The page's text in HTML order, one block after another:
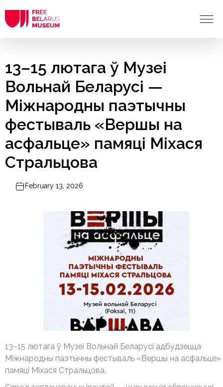
13–15 лютага ў Музеі
Вольнай Беларусі —
Міжнародны паэтычны
фестываль «Вершы на
асфальце» памяці Міхася
Стральцова
February 13, 2026
13–15 лютага ў Музеі Вольнай Беларусі адбудзецца
Міжнародны паэтычны фестываль «Вершы на асфальце»
памяці Міхася Стральцова.